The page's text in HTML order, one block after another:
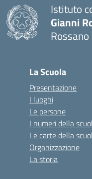
Istituto
Gianni
La Scuola
Presentazione
I luoghi
Le persone
I numeri della
Le carte della
Organizzazione
La storia